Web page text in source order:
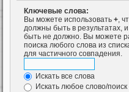
Ключевые слова:
Вы можете использовать +,
должны быть в результатах, и
быть не должно. Вы можете
поиска любого слова из
для частичного совпадения.
Искать все слова
Искать любое слово/